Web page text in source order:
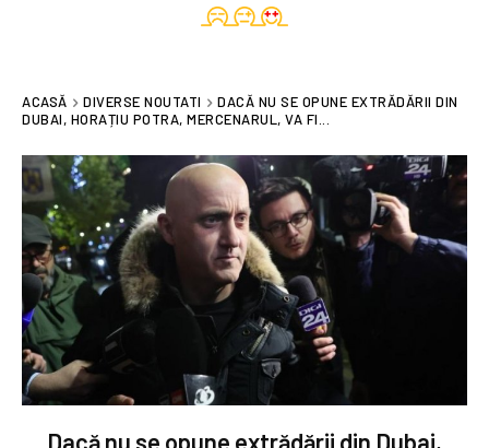
ACASĂ DIVERSE NOUTATI
DACĂ NU SE OPUNE EXTRĂDĂRII DIN
DUBAI, HORAȚIU POTRA, MERCENARUL, VA FI...
Dacă nu se opune extrădării din Dubai,